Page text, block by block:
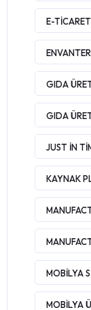
E-TICARET
GIDA
GIDA
JUST IN
KAYNAK
MOBILYA
MOBILYA